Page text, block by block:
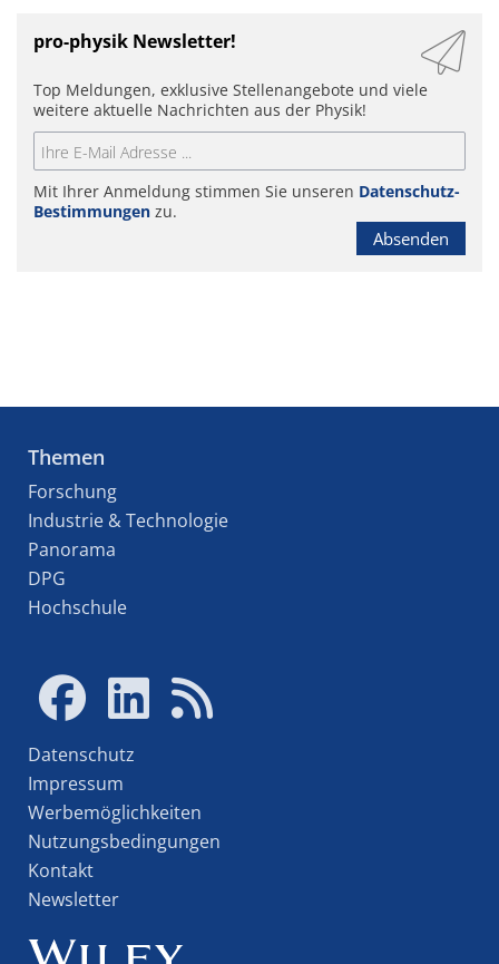
pro-physik Newsletter!
Top Meldungen, exklusive Stellenangebote und viele
weitere aktuelle Nachrichten aus der Physik!
Mit Ihrer Anmeldung stimmen Sie unseren Datenschutz-
Bestimmungen zu.
Absenden
Themen
Forschung
Industrie & Technologie
Panorama
DPG
Hochschule
Datenschutz
Impressum
Werbemöglichkeiten
Nutzungsbedingungen
Kontakt
Newsletter